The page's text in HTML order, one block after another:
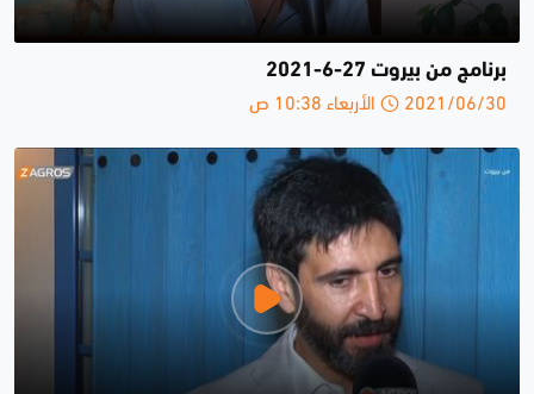
برنامج من بيروت 27-6-2021
2021/06/30 الأربعاء 10:38 ص